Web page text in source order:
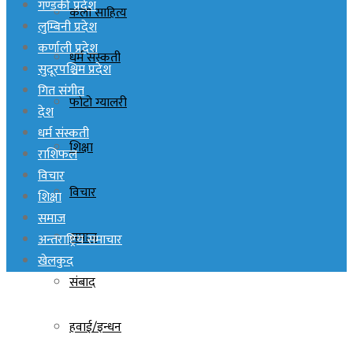
कला साहित्य
धर्म संस्कती
फोटो ग्यालरी
शिक्षा
विचार
समाज
संबाद
हवाई/इन्धन
गण्डकी प्रदेश
लुम्बिनी प्रदेश
कर्णाली प्रदेश
सुदूरपश्चिम प्रदेश
गित संगीत
देश
धर्म संस्कती
राशिफल
विचार
शिक्षा
समाज
अन्तराष्ट्रिय समाचार
खेलकुद